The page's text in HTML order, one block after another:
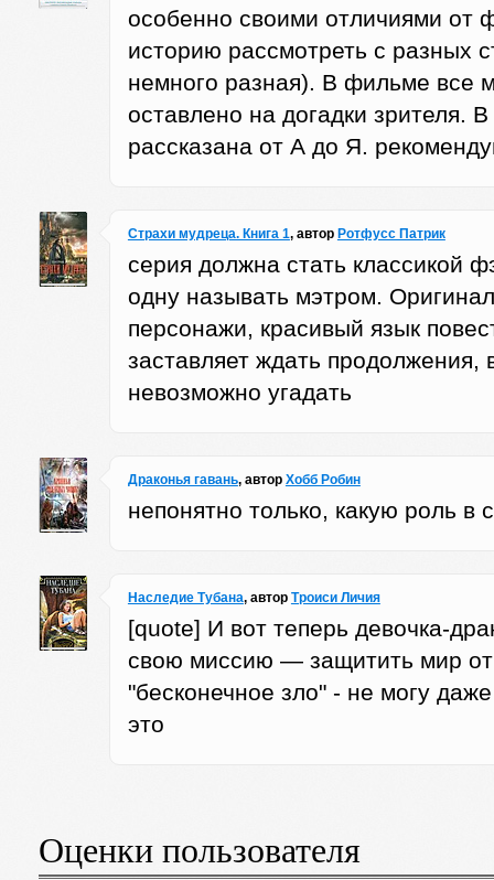
особенно своими отличиями от
историю рассмотреть с разных
немного разная). В фильме все
оставлено на догадки зрителя.
рассказана от А до Я.
Страхи мудреца. Книга 1, автор Ротфусс Патрик
серия должна стать классикой
одну называть мэтром.
персонажи, красивый язык
заставляет ждать продолжения,
невозможно угадать
Драконья гавань, автор Хобб Робин
непонятно только, какую роль
Наследие Тубана, автор Троиси Личия
[quote] И вот теперь девочка-
свою миссию — защитить мир от
"бесконечное зло" - не могу
это
Оценки пользователя